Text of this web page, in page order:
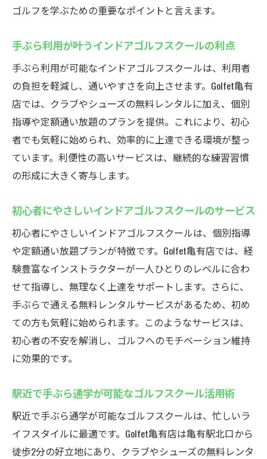
ゴルフを学ぶための重要なポイントと言えます。
手ぶら利用が叶うインドアゴルフスクールの利点
手ぶら利用が可能なインドアゴルフスクールは、利用者
の負担を軽減し、通いやすさを向上させます。Golfet亀有
店では、クラブやシューズの無料レンタルに加え、個別
指導や定額通い放題のプランを提供。これにより、初心
者でも気軽に始められ、効率的に上達できる環境が整っ
ています。利便性の高いサービスは、継続的な練習習慣
の形成に大きく寄与します。
初心者にやさしいインドアゴルフスクールのサービス
初心者にやさしいインドアゴルフスクールは、個別指導
や定額通い放題プランが特徴です。Golfet亀有店では、経
験豊富なインストラクターが一人ひとりのレベルに合わ
せて指導し、無理なく上達をサポートします。さらに、
手ぶらで通える無料レンタルサービスがあるため、初め
ての方も気軽に始められます。このようなサービスは、
初心者の不安を解消し、ゴルフへのモチベーション維持
に効果的です。
駅近で手ぶら通学が可能なゴルフスクール活用術
駅近で手ぶら通学が可能なゴルフスクールは、忙しいラ
イフスタイルに最適です。Golfet亀有店は亀有駅北口から
徒歩2分の好立地にあり、クラブやシューズの無料レンタ